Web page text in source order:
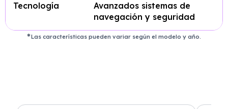
Tecnología
Avanzados sistemas de
navegación y seguridad
Las características pueden variar según el modelo y año.